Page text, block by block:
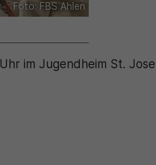
Foto: FBS Ahlen
im Jugendheim St.